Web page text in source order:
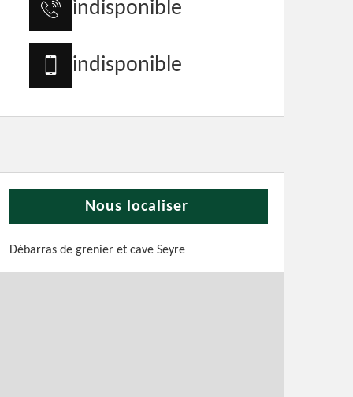
indisponible
indisponible
Nous localiser
Débarras de grenier et cave Seyre